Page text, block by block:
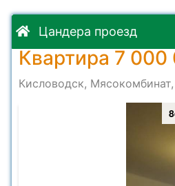
Цандера проезд
Квартира 7
Кисловодск,